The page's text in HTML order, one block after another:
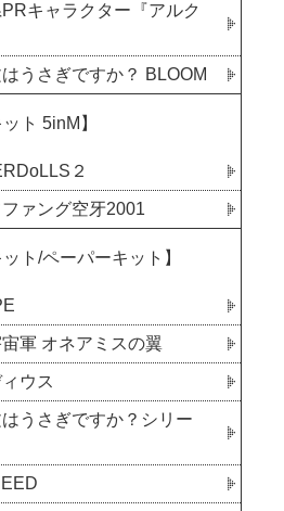
キャラクター『アルク
うさぎですか？ BLOOM
ット 5inM】
２
ァング空牙2001
ット/ペーパーキット】
軍 オネアミスの翼
ウス
うさぎですか？シリー